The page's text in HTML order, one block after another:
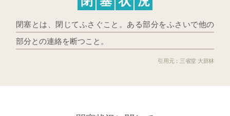
閉塞とは、閉じてふさぐこと。ある部分をふさいで他の
部分との連絡を断つこと。
三省堂 大辞林